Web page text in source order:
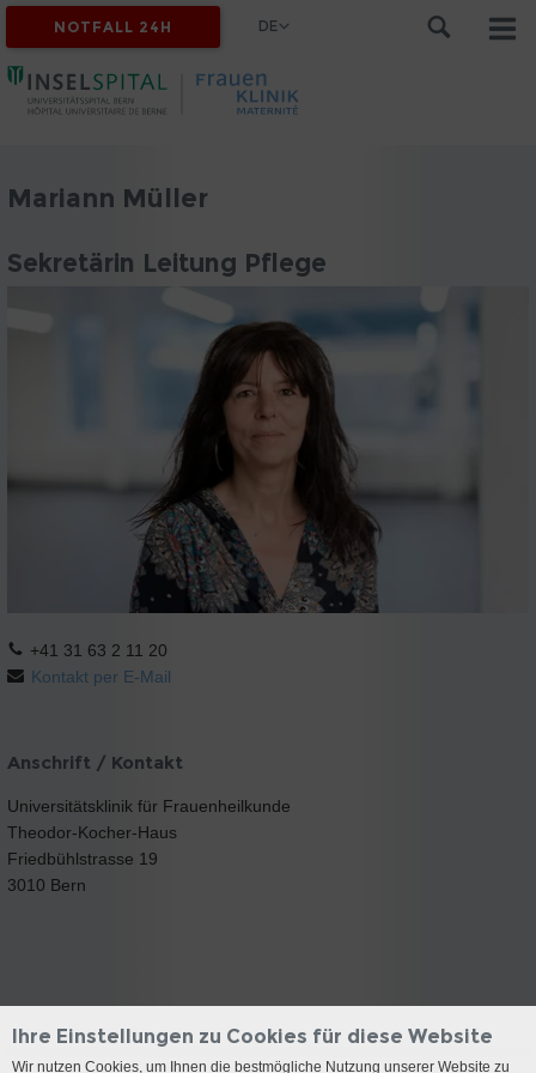
NOTFALL 24H DE
Mariann Müller
Sekretärin Leitung Pflege
+41 31 63 2 11 20
Kontakt per E-Mail
Anschrift / Kontakt
Universitätsklinik für Frauenheilkunde
Theodor-Kocher-Haus
Friedbühlstrasse 19
3010 Bern
Ihre Einstellungen zu Cookies für diese Website
Wir nutzen Cookies, um Ihnen die bestmögliche Nutzung unserer Website zu